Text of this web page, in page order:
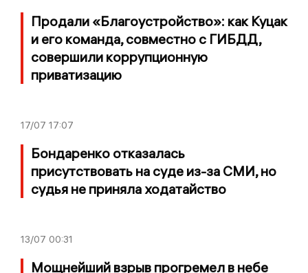
Продали «Благоустройство»: как Куцак
и его команда, совместно с ГИБДД,
совершили коррупционную
приватизацию
17/07 17:07
Бондаренко отказалась
присутствовать на суде из-за СМИ, но
судья не приняла ходатайство
13/07 00:31
Мощнейший взрыв прогремел в небе